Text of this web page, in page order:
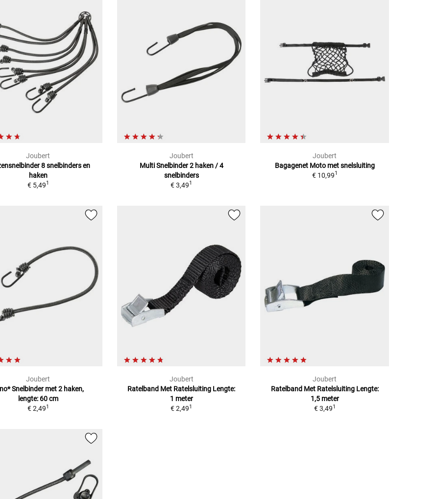
Joubert
8 snelbinders en
haken
€ 5,491
Joubert
Multi Snelbinder 2 haken / 4
snelbinders
€ 3,491
Joubert
Bagagenet Moto met snelsluiting
€ 10,991
Joubert
Snelbinder met 2 haken,
lengte: 60 cm
€ 2,491
Joubert
Ratelband Met Ratelsluiting Lengte:
1 meter
€ 2,491
Joubert
Ratelband Met Ratelsluiting Lengte:
1,5 meter
€ 3,491